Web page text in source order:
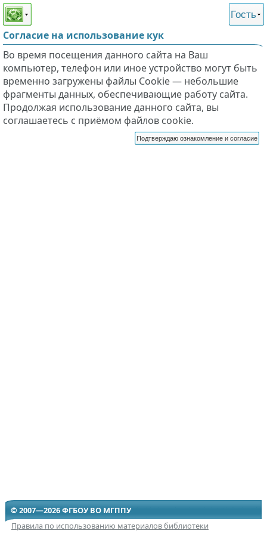
Этот сайт поддерживает
слабовидящих
Гость
Согласие на использование кук
Во время посещения данного сайта на Ваш
компьютер, телефон или иное устройство могут быть
временно загружены файлы Cookie — небольшие
фрагменты данных, обеспечивающие работу сайта.
Продолжая использование данного сайта, вы
соглашаетесь с приёмом файлов cookie.
Подтверждаю ознакомление и согласие
© 2007—2026 ФГБОУ ВО МГППУ
Правила по использованию материалов библиотеки